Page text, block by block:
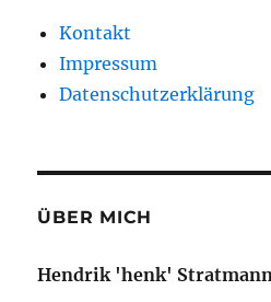
Kontakt
Impressum
Datenschutzerklärung
ÜBER MICH
Hendrik 'henk' Stratmann